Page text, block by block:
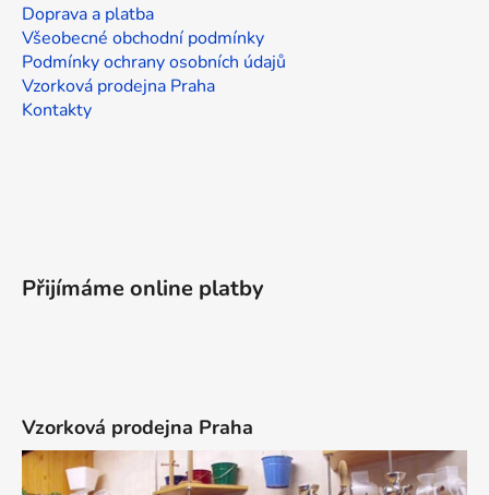
Doprava a platba
Všeobecné obchodní podmínky
Podmínky ochrany osobních údajů
Vzorková prodejna Praha
Kontakty
Přijímáme online platby
Vzorková prodejna Praha